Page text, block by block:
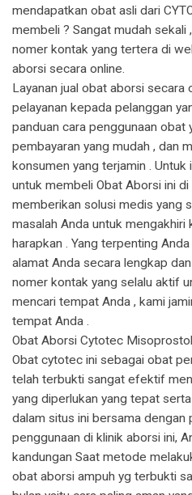
mendapatkan obat asli dari
membeli ? Sangat mudah sekali
nomer kontak yang tertera di
aborsi secara online.
Layanan jual obat aborsi secara
pelayanan kepada pelanggan
panduan cara penggunaan obat
pembayaran yang mudah , dan
konsumen yang terjamin .
untuk membeli Obat Aborsi ini
memberikan solusi medis yang
masalah Anda untuk mengakhiri
harapkan . Yang terpenting
alamat Anda secara lengkap
nomer kontak yang selalu aktif
mencari tempat Anda , kami
tempat Anda .
Obat Aborsi Cytotec
Obat cytotec ini sebagai obat
telah terbukti sangat efektif
yang diperlukan yang tepat
dalam situs ini bersama dengan
penggunaan di klinik aborsi ini,
kandungan Saat metode
obat aborsi ampuh yg terbukti